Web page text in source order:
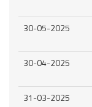
30-05-2025
30-04-2025
31-03-2025